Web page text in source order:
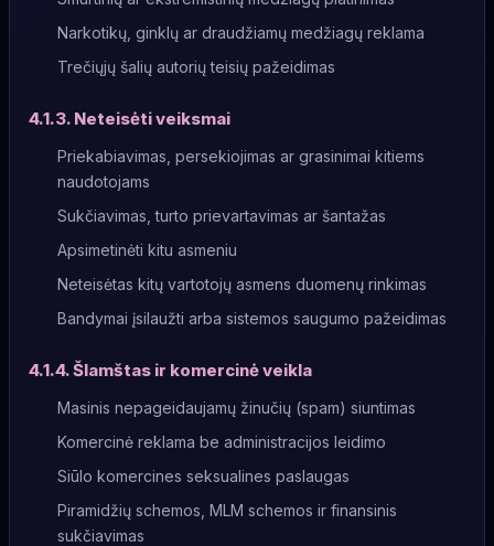
Narkotikų, ginklų ar draudžiamų medžiagų reklama
Trečiųjų šalių autorių teisių pažeidimas
4.1.3. Neteisėti veiksmai
Priekabiavimas, persekiojimas ar grasinimai kitiems
naudotojams
Sukčiavimas, turto prievartavimas ar šantažas
Apsimetinėti kitu asmeniu
Neteisėtas kitų vartotojų asmens duomenų rinkimas
Bandymai įsilaužti arba sistemos saugumo pažeidimas
4.1.4. Šlamštas ir komercinė veikla
Masinis nepageidaujamų žinučių (spam) siuntimas
Komercinė reklama be administracijos leidimo
Siūlo komercines seksualines paslaugas
Piramidžių schemos, MLM schemos ir finansinis
sukčiavimas